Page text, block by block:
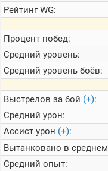
РейтингWG:
Процент побед:
Средний уровень:
Средний уровень боёв:
Выстрелов за бой (+):
Средний урон:
Ассист урон (+):
Вытанковано в среднем
Средний опыт: